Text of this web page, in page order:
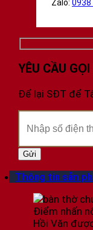
Zalo: 0938
YÊU CẦU GỌI
Để lại SĐT để
Thông tin sản
Điểm nhấn
Hồi Văn